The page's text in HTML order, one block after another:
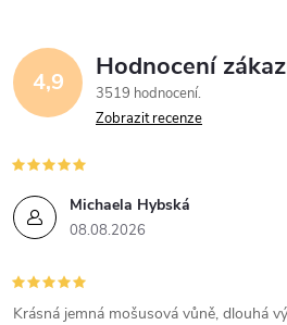
4,9 Hodnocení
3519 hodnocení
Zobrazit recenze
Michaela Hybská
08.08.2026
Krásná jemná mošusová vůně, dlouhá